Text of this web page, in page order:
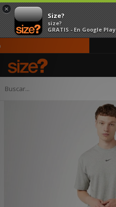
×
Size?
size?
GRATIS - En Google Play
Página principal